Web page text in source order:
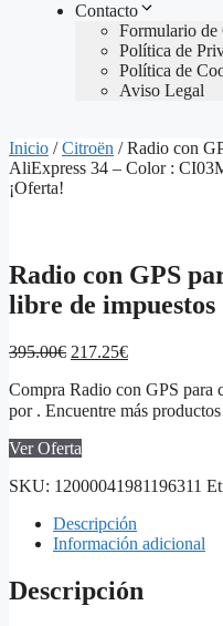
Contacto
Formulario de
Política de
Política de
Aviso Legal
Inicio /Citroën / Radio con
AliExpress 34 – Color :
¡Oferta!
Radio con GPS
libre de
395.00€ El
original
era:
217.25€El
actual
es:
Compra Radio con GPS para
por . Encuentre más
Ver Oferta
SKU: 12000041981196311
Descripción
Información adicional
Descripción